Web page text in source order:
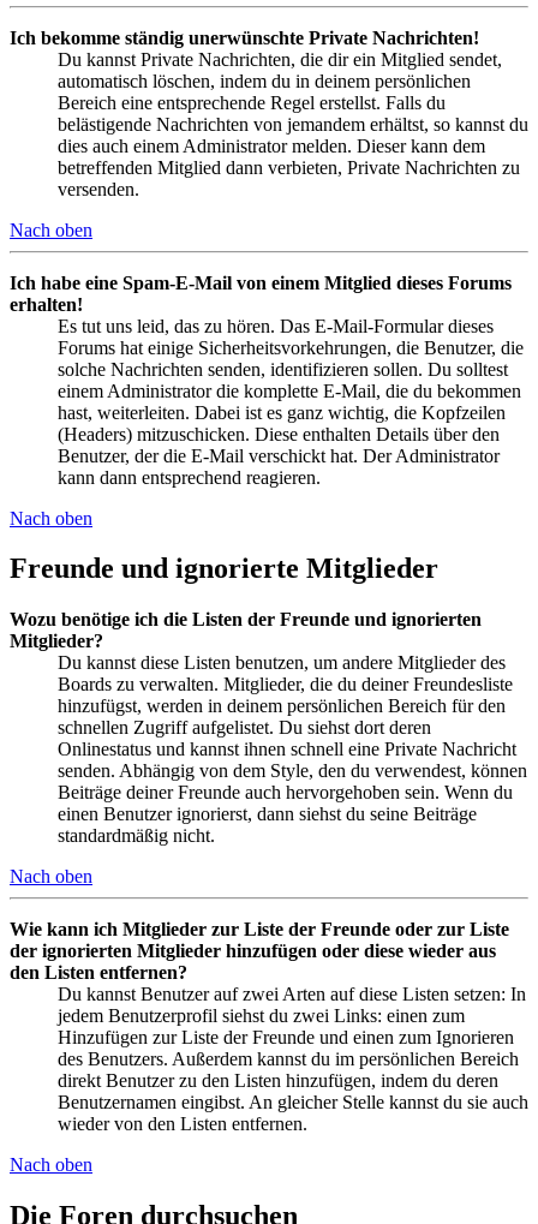
Ich bekomme ständig unerwünschte Private Nachrichten!
Du kannst Private Nachrichten, die dir ein Mitglied sendet,
automatisch löschen, indem du in deinem persönlichen
Bereich eine entsprechende Regel erstellst. Falls du
belästigende Nachrichten von jemandem erhältst, so kannst du
dies auch einem Administrator melden. Dieser kann dem
betreffenden Mitglied dann verbieten, Private Nachrichten zu
versenden.
Nach oben
Ich habe eine Spam-E-Mail von einem Mitglied dieses Forums
erhalten!
Es tut uns leid, das zu hören. Das E-Mail-Formular dieses
Forums hat einige Sicherheitsvorkehrungen, die Benutzer, die
solche Nachrichten senden, identifizieren sollen. Du solltest
einem Administrator die komplette E-Mail, die du bekommen
hast, weiterleiten. Dabei ist es ganz wichtig, die Kopfzeilen
(Headers) mitzuschicken. Diese enthalten Details über den
Benutzer, der die E-Mail verschickt hat. Der Administrator
kann dann entsprechend reagieren.
Nach oben
Freunde und ignorierte Mitglieder
Wozu benötige ich die Listen der Freunde und ignorierten
Mitglieder?
Du kannst diese Listen benutzen, um andere Mitglieder des
Boards zu verwalten. Mitglieder, die du deiner Freundesliste
hinzufügst, werden in deinem persönlichen Bereich für den
schnellen Zugriff aufgelistet. Du siehst dort deren
Onlinestatus und kannst ihnen schnell eine Private Nachricht
senden. Abhängig von dem Style, den du verwendest, können
Beiträge deiner Freunde auch hervorgehoben sein. Wenn du
einen Benutzer ignorierst, dann siehst du seine Beiträge
standardmäßig nicht.
Nach oben
Wie kann ich Mitglieder zur Liste der Freunde oder zur Liste
der ignorierten Mitglieder hinzufügen oder diese wieder aus
den Listen entfernen?
Du kannst Benutzer auf zwei Arten auf diese Listen setzen: In
jedem Benutzerprofil siehst du zwei Links: einen zum
Hinzufügen zur Liste der Freunde und einen zum Ignorieren
des Benutzers. Außerdem kannst du im persönlichen Bereich
direkt Benutzer zu den Listen hinzufügen, indem du deren
Benutzernamen eingibst. An gleicher Stelle kannst du sie auch
wieder von den Listen entfernen.
Nach oben
Die Foren durchsuchen